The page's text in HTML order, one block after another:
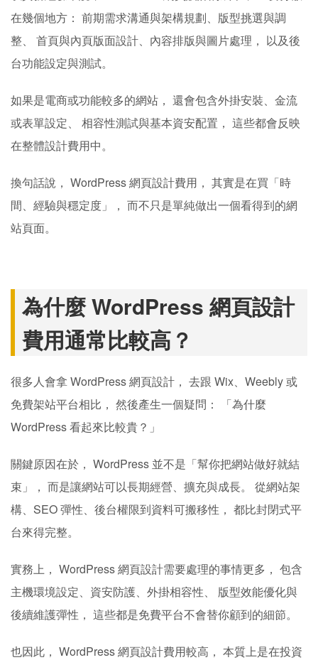
在幾個地方： 前期需求溝通與架構規劃、版型挑選與調
整、 首頁與內頁版面設計、內容排版與圖片處理， 以及後
台功能設定與測試。
如果是電商或功能較多的網站， 還會包含外掛安裝、金流
或表單設定、 相容性測試與基本資安配置， 這些都會反映
在整體設計費用中。
換句話說， WordPress 網頁設計費用， 其實是在買「時
間、經驗與穩定度」， 而不只是單純做出一個看得到的網
站頁面。
為什麼 WordPress 網頁設計
費用通常比較高？
很多人會拿 WordPress 網頁設計， 去跟 Wix、Weebly 或
免費架站平台相比， 然後產生一個疑問： 「為什麼
WordPress 看起來比較貴？」
關鍵原因在於， WordPress 並不是「幫你把網站做好就結
束」， 而是讓網站可以長期經營、擴充與成長。 從網站架
構、SEO 彈性、後台權限到資料可搬移性， 都比封閉式平
台來得完整。
實務上， WordPress 網頁設計需要處理的事情更多， 包含
主機環境設定、資安防護、外掛相容性、 版型效能優化與
後續維護彈性， 這些都是免費平台不會替你顧到的細節。
也因此， WordPress 網頁設計費用較高， 本質上是在投資